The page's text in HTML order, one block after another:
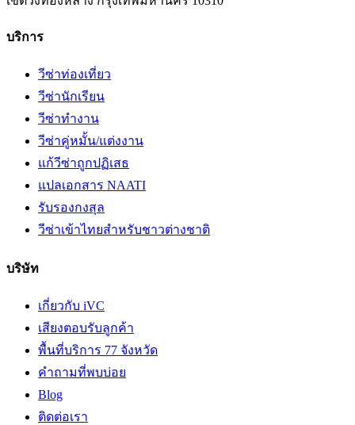
บริการ
วีซ่าท่องเที่ยว
วีซ่านักเรียน
วีซ่าทำงาน
วีซ่าคู่หมั้น/แต่งงาน
แก้วีซ่าถูกปฏิเสธ
แปลเอกสาร NAATI
รับรองกงสุล
วีซ่าเข้าไทยสำหรับชาวต่างชาติ
บริษัท
เกี่ยวกับ iVC
เสียงตอบรับลูกค้า
พื้นที่บริการ 77 จังหวัด
คำถามที่พบบ่อย
Blog
ติดต่อเรา